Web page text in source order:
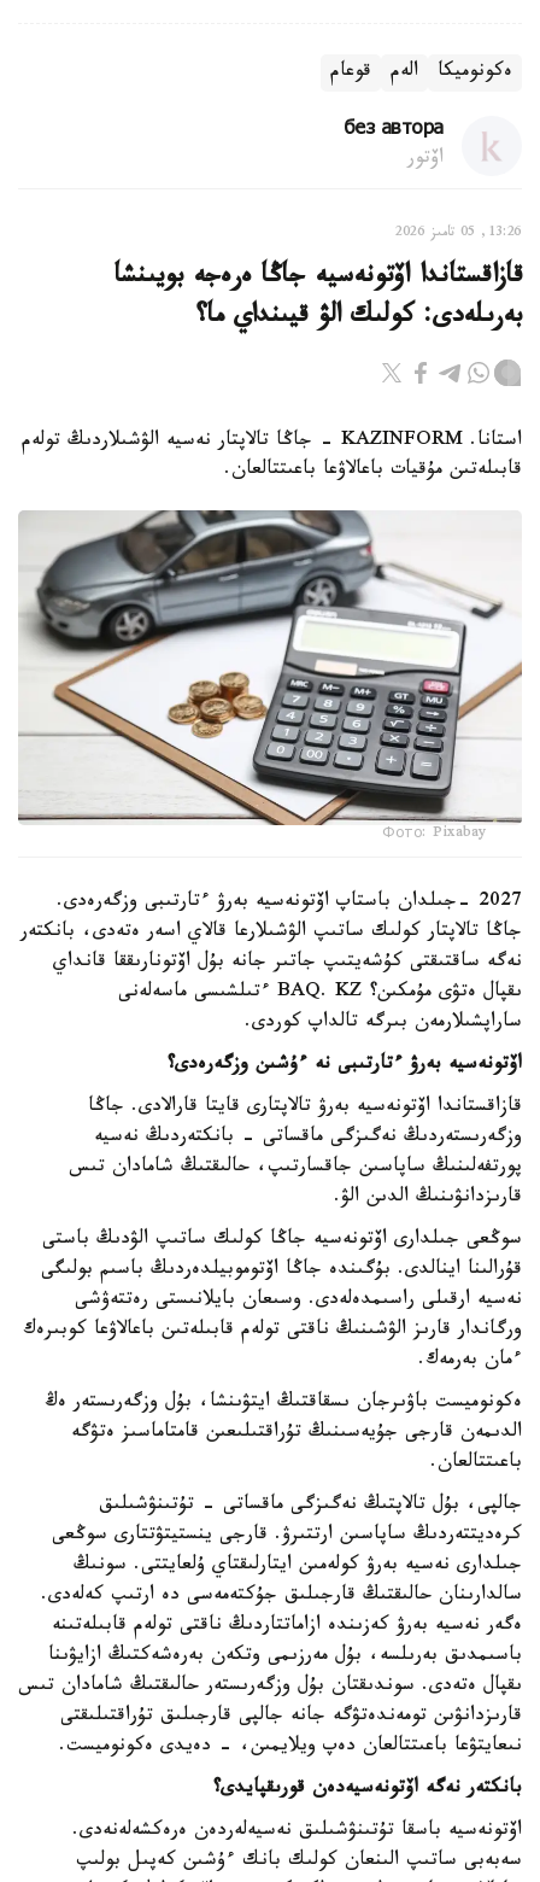
ەكونوميكا الەم قوعام
без автора
اۆتور
13:26, 05 تامىز 2026
قازاقستاندا اۆتونەسيە جاڭا ەرەجە بويىنشا
بەرىلەدى: كولىك الۋ قيىنداي ما؟
استانا. KAZINFORM - جاڭا تالاپتار نەسيە الۋشىلاردىڭ تولەم
قابىلەتىن مۇقيات باعالاۋعا باعىتتالعان.
Фото: Pixabay
2027 -جىلدان باستاپ اۆتونەسيە بەرۋ ءتارتىبى وزگەرەدى.
جاڭا تالاپتار كولىك ساتىپ الۋشىلارعا قالاي اسەر ەتەدى، بانكتەر
نەگە ساقتىقتى كۇشەيتىپ جاتىر جانە بۇل اۆتونارىققا قانداي
ىقپال ەتۋى مۇمكىن؟ BAQ. KZ ءتىلشىسى ماسەلەنى
ساراپشىلارمەن بىرگە تالداپ كوردى.
اۆتونەسيە بەرۋ ءتارتىبى نە ءۇشىن وزگەرەدى؟
قازاقستاندا اۆتونەسيە بەرۋ تالاپتارى قايتا قارالادى. جاڭا
وزگەرىستەردىڭ نەگىزگى ماقساتى - بانكتەردىڭ نەسيە
پورتفەلىنىڭ ساپاسىن جاقسارتىپ، حالىقتىڭ شامادان تىس
قارىزدانۋىنىڭ الدىن الۋ.
سوڭعى جىلدارى اۆتونەسيە جاڭا كولىك ساتىپ الۋدىڭ باستى
قۇرالىنا اينالدى. بۇگىندە جاڭا اۆتوموبيلدەردىڭ باسىم بولىگى
نەسيە ارقىلى راسىمدەلەدى. وسىعان بايلانىستى رەتتەۋشى
ورگاندار قارىز الۋشىنىڭ ناقتى تولەم قابىلەتىن باعالاۋعا كوبىرەك
ءمان بەرمەك.
ەكونوميست باۋىرجان ىسقاقتىڭ ايتۋىنشا، بۇل وزگەرىستەر ەڭ
الدىمەن قارجى جۇيەسىنىڭ تۇراقتىلىعىن قامتاماسىز ەتۋگە
باعىتتالعان.
جالپى، بۇل تالاپتىڭ نەگىزگى ماقساتى - تۇتىنۋشىلىق
كرەديتتەردىڭ ساپاسىن ارتتىرۋ. قارجى ينستيتۋتتارى سوڭعى
جىلدارى نەسيە بەرۋ كولەمىن ايتارلىقتاي ۇلعايتتى. سونىڭ
سالدارىنان حالىقتىڭ قارجىلىق جۇكتەمەسى دە ارتىپ كەلەدى.
ەگەر نەسيە بەرۋ كەزىندە ازاماتتاردىڭ ناقتى تولەم قابىلەتىنە
باسىمدىق بەرىلسە، بۇل مەرزىمى وتكەن بەرەشەكتىڭ ازايۋىنا
ىقپال ەتەدى. سوندىقتان بۇل وزگەرىستەر حالىقتىڭ شامادان تىس
قارىزدانۋىن تومەندەتۋگە جانە جالپى قارجىلىق تۇراقتىلىقتى
نىعايتۋعا باعىتتالعان دەپ ويلايمىن، - دەيدى ەكونوميست.
بانكتەر نەگە اۆتونەسيەدەن قورىقپايدى؟
اۆتونەسيە باسقا تۇتىنۋشىلىق نەسيەلەردەن ەرەكشەلەنەدى.
سەبەبى ساتىپ الىنعان كولىك بانك ءۇشىن كەپىل بولىپ